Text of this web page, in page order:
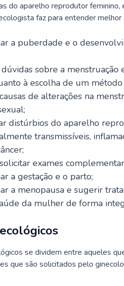
do aparelho reprodutor feminino,
faz para entender
a puberdade e o
sobre a menstruação
à escolha de um
de alterações na
distúrbios do aparelho
transmissíveis,
exames
a gestação e o parto;
a menopausa e sugerir
da mulher de forma
se dividem entre aqueles
que são solicitados pelo